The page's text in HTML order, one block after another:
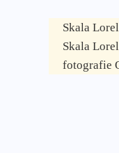
Skala
Skala
fotografie